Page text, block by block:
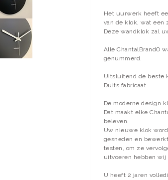
Het uurwerk heeft
van de klok, wat een
Deze wandklok zal
Alle ChantalBrandO
genummerd.
Uitsluitend de beste
Duits fabricaat.
De moderne design
Dat maakt elke
beleven.
Uw nieuwe klok
gesneden en
testen, om ze
uitvoeren hebben
U heeft 2 jaren